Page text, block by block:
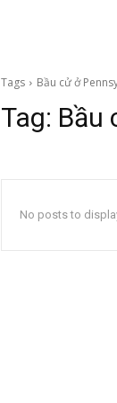
Tags Bầu cử ở
Tag: Bầu
No posts to